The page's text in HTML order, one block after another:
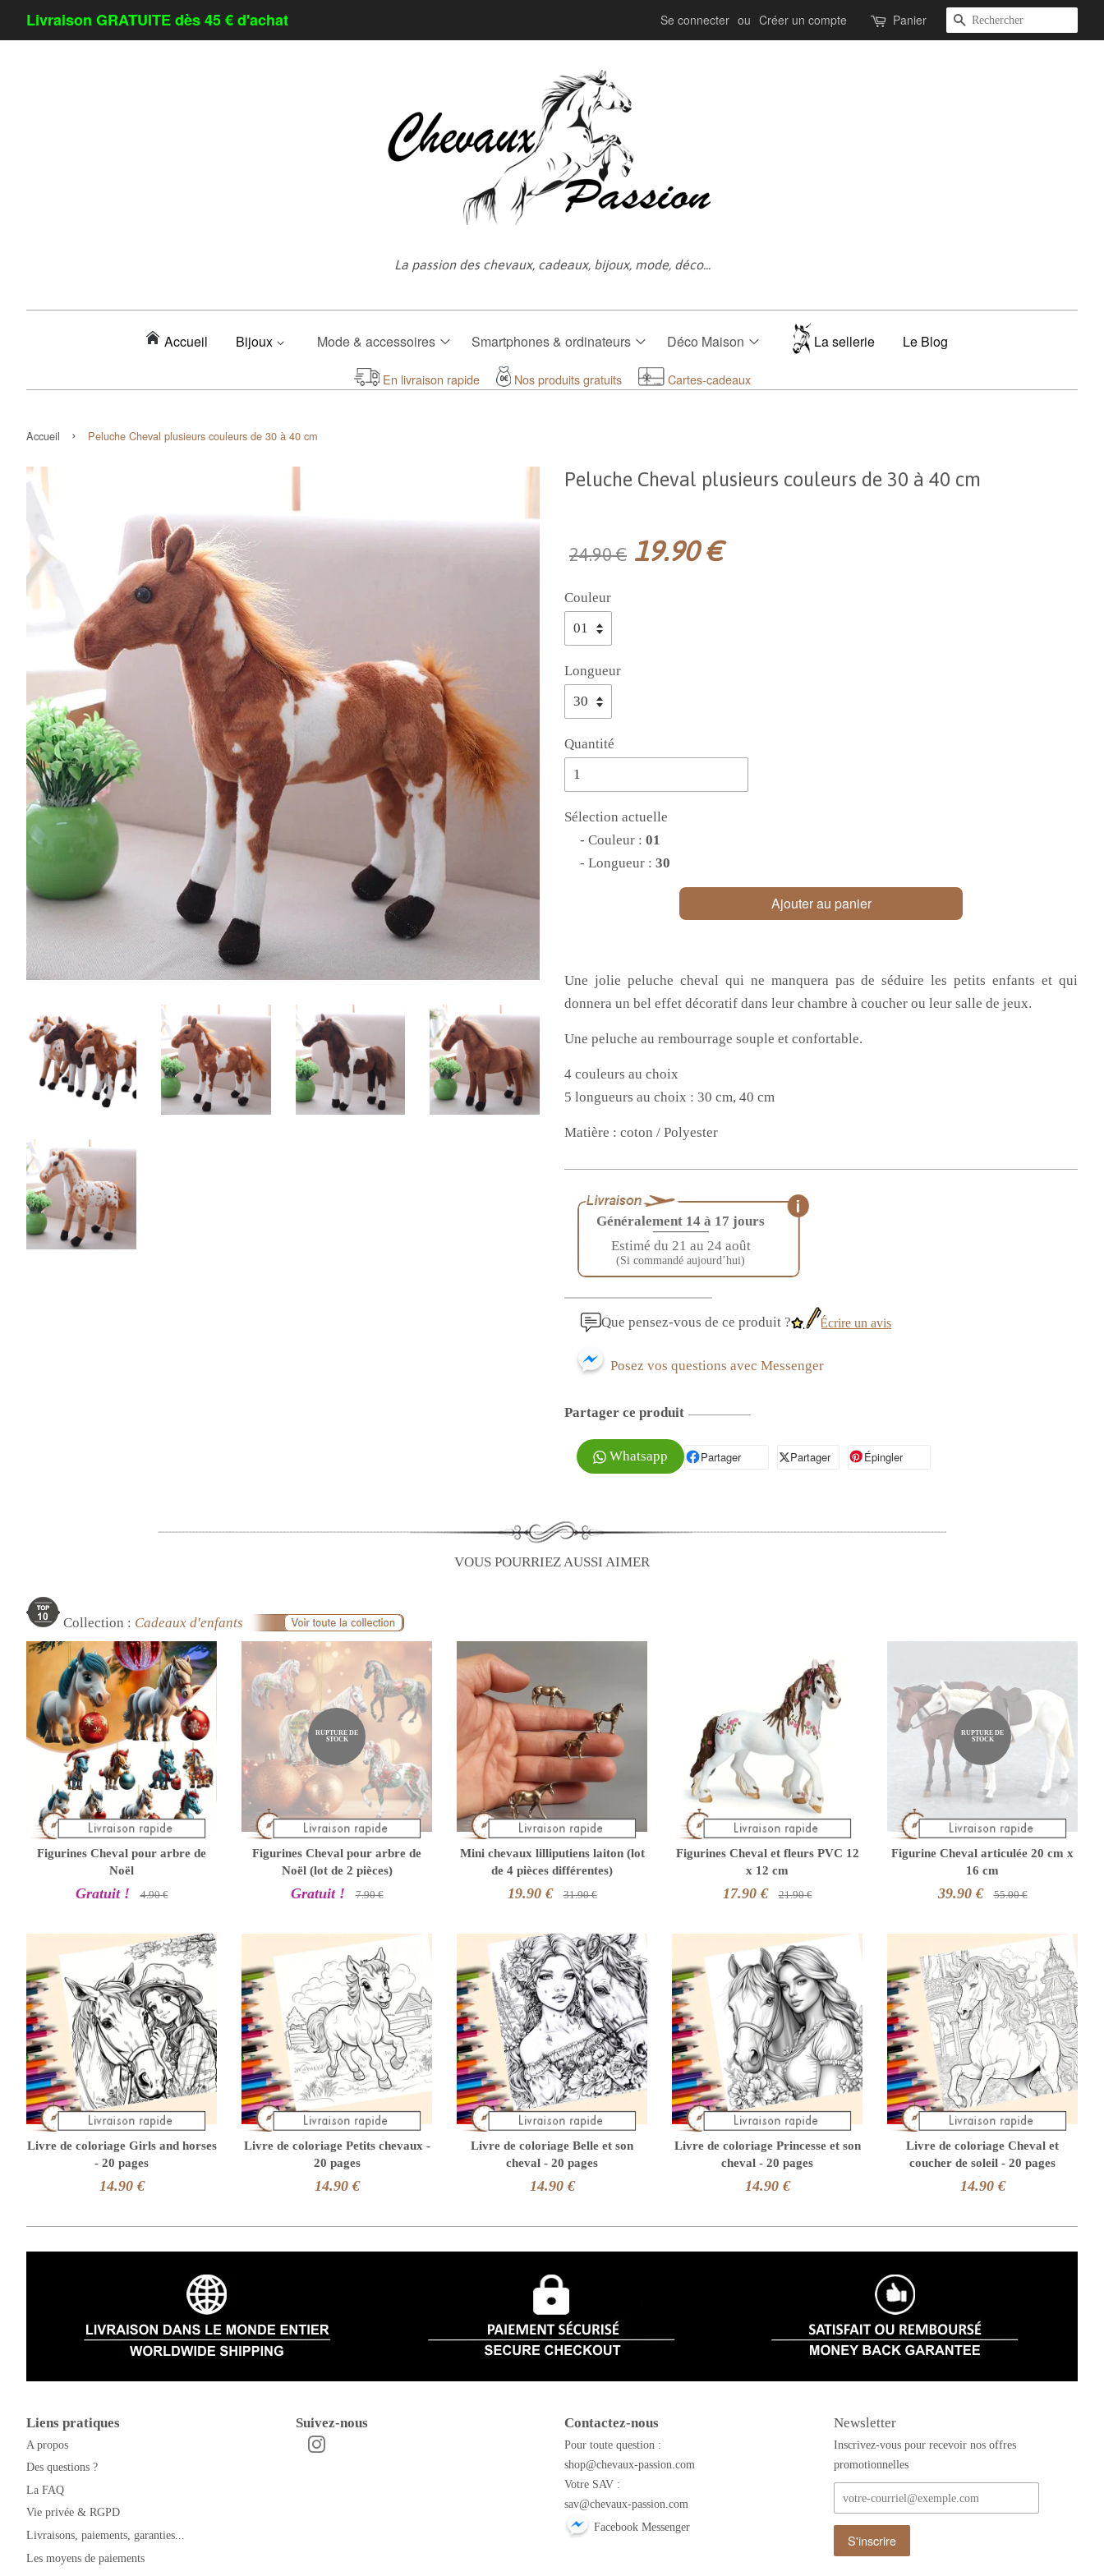
Livraison GRATUITE dès 45 € d'achat Se connecter ou Créer un compte Panier Recherche
La passion des chevaux, cadeaux, bijoux, mode, déco...
Accueil Bijoux Mode & accessoires Smartphones & ordinateurs Déco Maison La sellerie Le Blog
En livraison rapide Nos produits gratuits Cartes-cadeaux
Accueil › Peluche Cheval plusieurs couleurs de 30 à 40 cm
Peluche Cheval plusieurs couleurs de 30 à 40 cm
24.90 € 19.90 €
Couleur
Longueur
Quantité
Sélection actuelle
- Couleur : 01
- Longueur : 30
Ajouter au panier
Une jolie peluche cheval qui ne manquera pas de séduire les petits enfants et qui
donnera un bel effet décoratif dans leur chambre à coucher ou leur salle de jeux.
Une peluche au rembourrage souple et confortable.
4 couleurs au choix
5 longueurs au choix : 30 cm, 40 cm
Matière : coton / Polyester
Généralement 14 à 17 jours
————
Estimé du 21 au 24 août
(Si commandé aujourd’hui)
Que pensez-vous de ce produit ? Écrire un avis
Posez vos questions avec Messenger
Partager ce produit
Whatsapp PartagerPartager sur Facebook
Partager
Partager sur XÉpinglerÉpingler sur Pinterest
VOUS POURRIEZ AUSSI AIMER
Collection : Cadeaux d'enfants
Figurines Cheval pour arbre de
Noël
Gratuit ! 4.90 €
RUPTURE DE
STOCK
Figurines Cheval pour arbre de
Noël (lot de 2 pièces)
Gratuit ! 7.90 €
Mini chevaux lilliputiens laiton (lot
de 4 pièces différentes)
19.90 € 31.90 €
Figurines Cheval et fleurs PVC 12
x 12 cm
17.90 € 21.90 €
RUPTURE DE
STOCK
Figurine Cheval articulée 20 cm x
16 cm
39.90 € 55.00 €
Livre de coloriage Girls and horses
- 20 pages
14.90 €
Livre de coloriage Petits chevaux -
20 pages
14.90 €
Livre de coloriage Belle et son
cheval - 20 pages
14.90 €
Livre de coloriage Princesse et son
cheval - 20 pages
14.90 €
Livre de coloriage Cheval et
coucher de soleil - 20 pages
14.90 €
Liens pratiques
A propos
Des questions ?
La FAQ
Vie privée & RGPD
Livraisons, paiements, garanties...
Les moyens de paiements
Suivez-nous
FacebookInstagram
Contactez-nous
Pour toute question :
shop@chevaux-passion.com
Votre SAV :
sav@chevaux-passion.com
Facebook Messenger
Newsletter
Inscrivez-vous pour recevoir nos offres
promotionnelles